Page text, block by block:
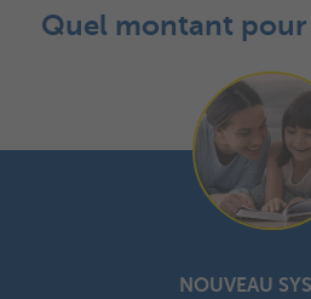
Quel montant pour
NOUVEAU